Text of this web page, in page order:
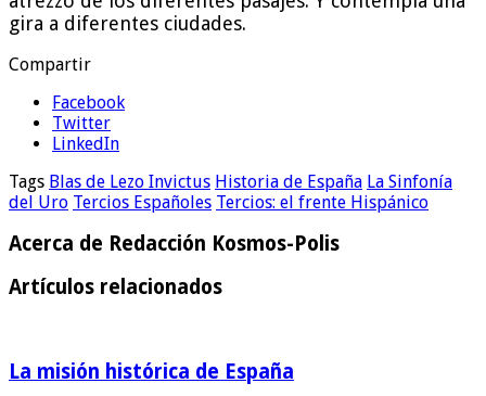
gira a diferentes ciudades.
Compartir
Facebook
Twitter
LinkedIn
Tags Blas de Lezo Invictus Historia de España La Sinfonía
del Uro Tercios Españoles Tercios: el frente Hispánico
Acerca de Redacción Kosmos-Polis
Artículos relacionados
La misión histórica de España